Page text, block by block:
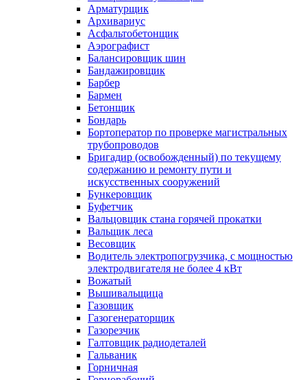
Арматурщик
Архивариус
Асфальтобетонщик
Аэрографист
Балансировщик шин
Бандажировщик
Барбер
Бармен
Бетонщик
Бондарь
Бортоператор по проверке магистральных
трубопроводов
Бригадир (освобожденный) по текущему
содержанию и ремонту пути и
искусственных сооружений
Бункеровщик
Буфетчик
Вальцовщик стана горячей прокатки
Вальщик леса
Весовщик
Водитель электропогрузчика, с мощностью
электродвигателя не более 4 кВт
Вожатый
Вышивальщица
Газовщик
Газогенераторщик
Газорезчик
Галтовщик радиодеталей
Гальваник
Горничная